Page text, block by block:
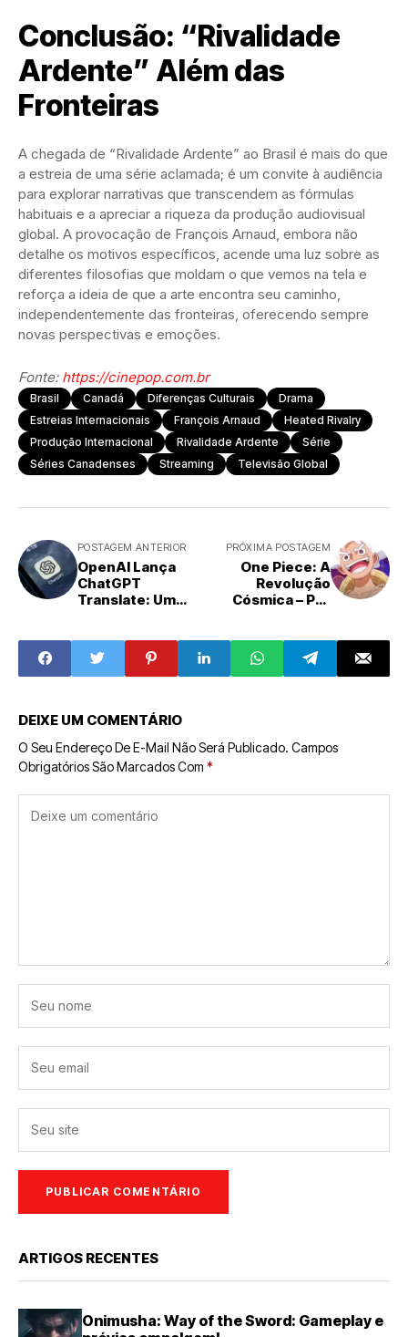
Conclusão: “Rivalidade
Ardente” Além das
Fronteiras
A chegada de “Rivalidade Ardente” ao Brasil é mais do que
a estreia de uma série aclamada; é um convite à audiência
para explorar narrativas que transcendem as fórmulas
habituais e a apreciar a riqueza da produção audiovisual
global. A provocação de François Arnaud, embora não
detalhe os motivos específicos, acende uma luz sobre as
diferentes filosofias que moldam o que vemos na tela e
reforça a ideia de que a arte encontra seu caminho,
independentemente das fronteiras, oferecendo sempre
novas perspectivas e emoções.
Fonte: https://cinepop.com.br
Brasil Canadá Diferenças Culturais
Drama
Estreias Internacionais
François Arnaud
Heated Rivalry
Produção Internacional
Rivalidade Ardente
Série
Séries Canadenses
Streaming Televisão Global
POSTAGEM ANTERIOR
OpenAI Lança
ChatGPT
Translate: Um
Tradução por IA
PRÓXIMA POSTAGEM
One Piece: A
Revolução
Cósmica – Por
se aliar a Luffy
contra Imu
DEIXE UM COMENTÁRIO
O Seu Endereço De E-Mail Não Será Publicado. Campos
Obrigatórios São Marcados Com *
ARTIGOS RECENTES
Onimusha: Way of the Sword: Gameplay e